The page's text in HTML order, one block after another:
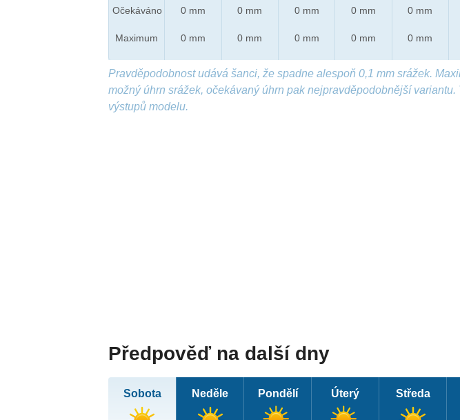
Očekáváno
Maximum
0 mm
0 mm
0 mm
0 mm
0 mm
0 mm
0 mm
0 mm
0 mm
0 mm
Pravděpodobnost udává šanci, že spadne alespoň 0,1 mm srážek.
možný úhrn srážek, očekávaný úhrn pak nejpravděpodobnější
výstupů modelu.
Předpověď na další dny
Sobota Neděle Pondělí Úterý Středa